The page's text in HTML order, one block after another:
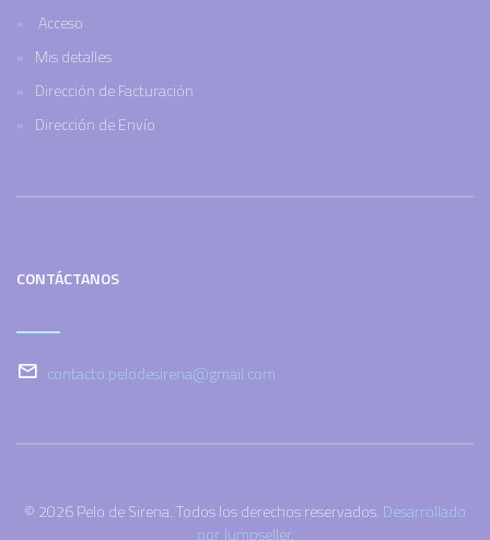
Acceso
Mis detalles
Dirección de Facturación
Dirección de Envío
CONTÁCTANOS
contacto.pelodesirena@gmail.com
© 2026 Pelo de Sirena. Todos los derechos reservados. Desarrollado
por Jumpseller.